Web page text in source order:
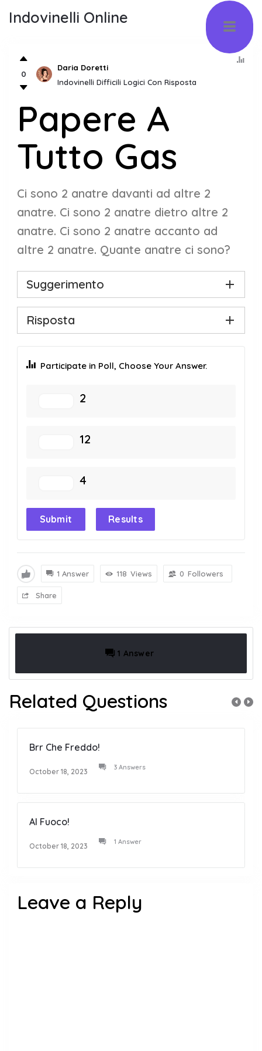
Indovinelli Online
0
Daria Doretti
Indovinelli Difficili Logici Con Risposta
Papere A
Tutto Gas
Ci sono 2 anatre davanti ad altre 2
anatre. Ci sono 2 anatre dietro altre 2
anatre. Ci sono 2 anatre accanto ad
altre 2 anatre. Quante anatre ci sono?
Suggerimento
Risposta
Participate in Poll, Choose Your Answer.
2
12
4
Submit Results
1 Answer 118 Views 0 Followers
Share
1 Answer
Related Questions
Brr Che Freddo!
October 18, 2023 3 Answers
Al Fuoco!
October 18, 2023 1 Answer
Leave a Reply